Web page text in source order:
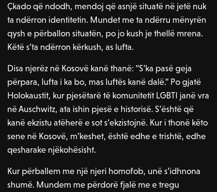
Çkado që ndodh, mendoj që asnjë situatë në jetë nuk
ta ndërron identitetin. Mundet me ta ndërru mënyrën
qysh e përballon situatën, po jo kush je thellë mrena.
Këtë s’ta ndërron kërkush, as lufta.
Disa njerëz në Kosovë kanë thanë: “S’ka pasë geja
përpara, lufta i ka bo, mas luftës kanë dalë.” Po gjatë
Holokaustit, kur pjesëtarë të komunitetit LGBTI janë vra
në Auschwitz, ata ishin pjesë e historisë. S’është që
kanë ekzistu atëherë e sot s’ekzistojnë. Kur i thonë këto
sene në Kosovë, m’keshet, është edhe e trishtë, edhe
qesharake njëkohësisht.
Kur përballem me një njeri homofob, unë s’idhnona
shumë. Mundem me përdorë fjalë me e tregu